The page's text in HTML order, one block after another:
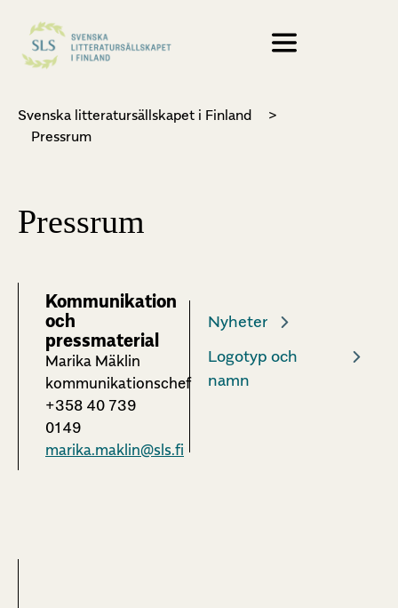
Svenska litteratursällskapet i Finland
>
Pressrum
Pressrum
Kommunikation
och
pressmaterial
Marika Mäklin
kommunikationschef
+358 40 739
0149
marika.maklin@sls.fi
Nyheter
Logotyp och
namn